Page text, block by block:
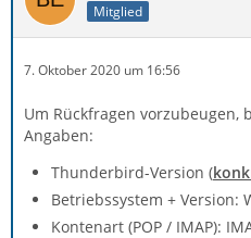
Mitglied
7. Oktober 2020 um 16:56
Um Rückfragen
Angaben:
Thunderbird-Version (
Betriebssystem + Version:
Kontenart (POP / IMAP):